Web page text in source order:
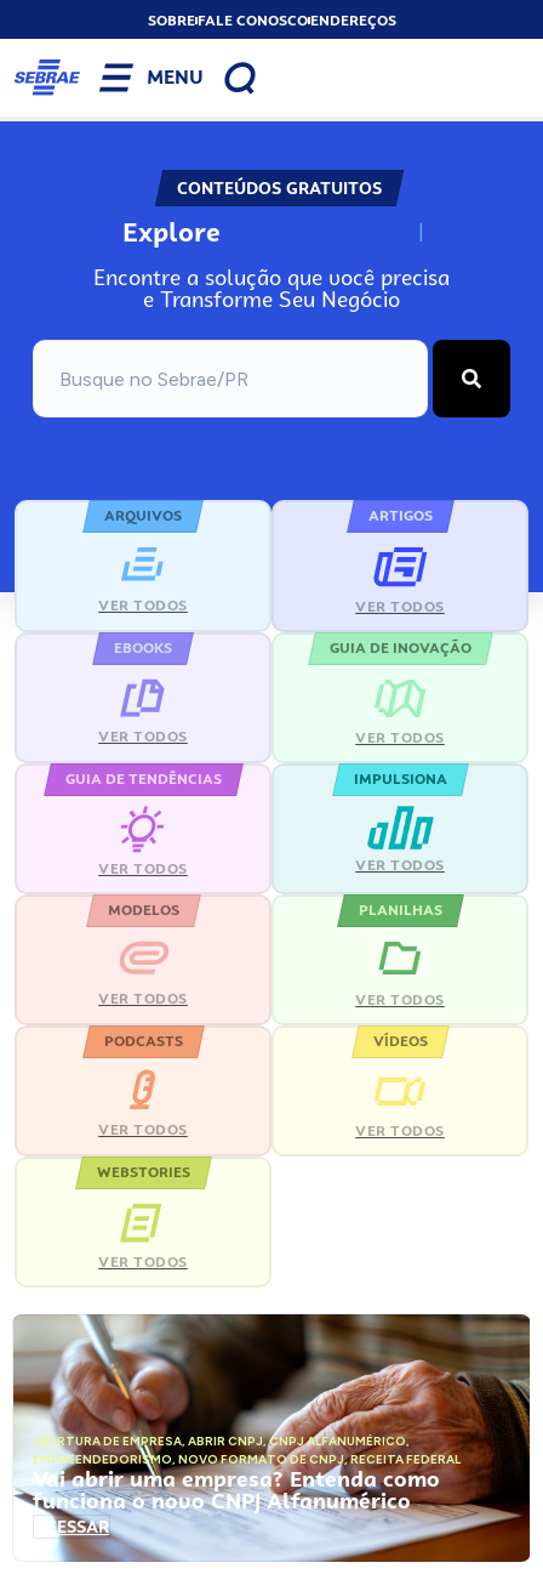
SOBREFALE CONOSCOENDEREÇOS
MENU
CONTEÚDOS GRATUITOS
Explore N
Encontre a solução que você precisa
e Transforme Seu Negócio
ARQUIVOS
VER TODOS
ARTIGOS
VER TODOS
EBOOKS
VER TODOS
GUIA DE INOVAÇÃO
VER TODOS
GUIA DE TENDÊNCIAS
VER TODOS
IMPULSIONA
VER TODOS
MODELOS
VER TODOS
PLANILHAS
VER TODOS
PODCASTS
VER TODOS
VÍDEOS
VER TODOS
WEBSTORIES
VER TODOS
ABERTURA DE EMPRESA, ABRIR CNPJ,CNPJ ALFANUMÉRICO,
EMPREENDEDORISMO, NOVO FORMATO DE CNPJ,RECEITA FEDERAL
Vai abrir uma empresa? Entenda como
funciona o novo CNPJ Alfanumérico
ACESSAR